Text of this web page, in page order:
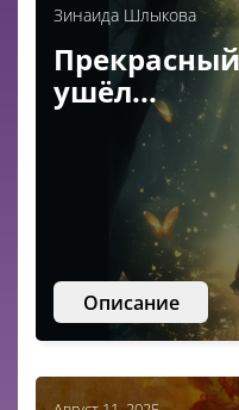
Зинаида Шлыкова
ушёл...
Описание